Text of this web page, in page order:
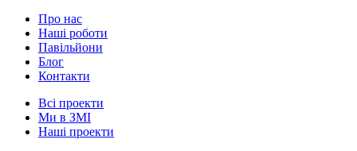
Про нас
Наші роботи
Павільйони
Блог
Контакти
Всі проекти
Ми в ЗМІ
Наші проекти